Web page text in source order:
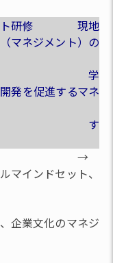
ト研修 現地
マネジメント）の
発を促進するマネ
マインドセット、
企業文化のマネジ